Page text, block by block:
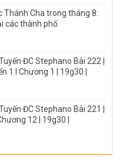
Thánh Cha trong tháng 8:
các thành phố
ĐC Stephano Bài 222 |
1 I Chương 1 | 19g30 |
ĐC Stephano Bài 221 |
12 | 19g30 |